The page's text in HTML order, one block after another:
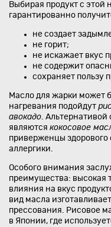
Выбирая продукт с этой
гарантированно
не создает
не горит;
не искажает вкус
не содержит
сохраняет пользу
Масло для жарки может
нагревания подойдут
авокадо. Альтернативой
являются кокосовое
приверженцы здорового
аллергики.
Особого внимания
преимущества: высокая
влияния на вкус
вид масла
прессования. Рисовое
в Японии, где